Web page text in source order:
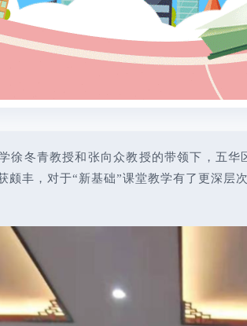
徐冬青教授和张向众教授的带领下，五
丰，对于“新基础”课堂教学有了更深层次